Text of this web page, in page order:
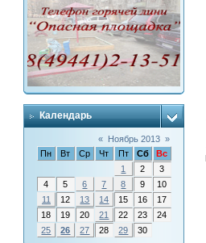
Календарь
« Ноябрь 2013 »
Пн
Вт Ср Чт Пт Сб
Вс
1
2
3
4
5 6 7 8 9
10
11
12 13 14 15 16
17
18
19 20 21 22 23
24
25
26 27 28 29 30